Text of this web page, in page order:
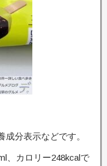
分表示などです。
、カロリー248kcalで